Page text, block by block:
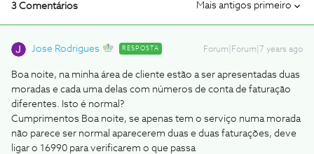
3 Comentários Mais antigos primeiro
Jose Rodrigues RESPOSTA Forum|Forum|7 years ago
Boa noite, na minha área de cliente estão a ser apresentadas duas
moradas e cada uma delas com números de conta de faturação
diferentes. Isto é normal?
Cumprimentos Boa noite, se apenas tem o serviço numa morada
não parece ser normal aparecerem duas e duas faturações, deve
ligar o 16990 para verificarem o que passa